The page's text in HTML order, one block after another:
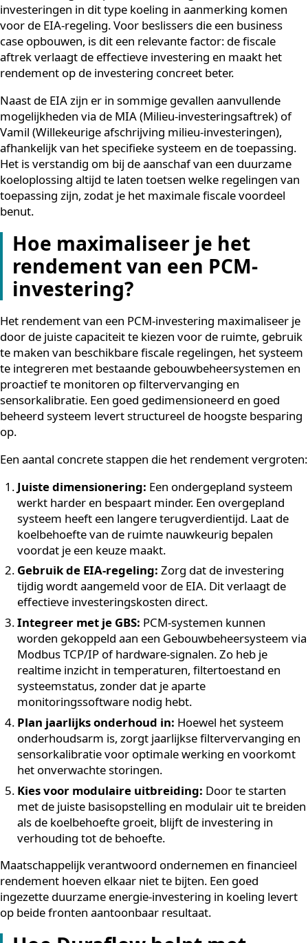
Welke fiscale voordelen zijn
er voor duurzame
koeloplossingen?
De belangrijkste fiscale regeling voor duurzame
koeloplossingen in Nederland is de EIA, de Energie-
investeringsaftrek. Via de EIA kunnen organisaties een
percentage van de investeringskosten aftrekken van
fiscale winst, bovenop de normale afschrijving. Dit
verlaagt de netto investering en verkort de
terugverdientijd aanzienlijk.
PCM-koeling is door de Nederlandse overheid erkend
officiële energiebesparende maatregel. Dat betekent
investeringen in dit type koeling in aanmerking
voor de EIA-regeling. Voor beslissers die een business
case opbouwen, is dit een relevante factor: de fiscale
aftrek verlaagt de effectieve investering en maakt het
rendement op de investering concreet beter.
Naast de EIA zijn er in sommige gevallen aanvullende
mogelijkheden via de MIA (Milieu-investeringsaftrek)
Vamil (Willekeurige afschrijving milieu-investeringen),
afhankelijk van het specifieke systeem en de
Het is verstandig om bij de aanschaf van een
toepassing zijn, zodat je het maximale fiscale voordeel
benut.
Hoe maximaliseer je het
rendement van een PCM-
investering?
Het rendement van een PCM-investering
door de juiste capaciteit te kiezen voor de ruimte,
te maken van beschikbare fiscale regelingen, het
te integreren met bestaande
proactief te monitoren op filtervervanging en
sensorkalibratie. Een goed gedimensioneerd en goed
beheerd systeem levert structureel de hoogste
op.
Een aantal concrete stappen die het rendement
Juiste dimensionering:Een ondergepland
werkt harder en bespaart minder. Een overgepland
systeem heeft een langere terugverdientijd. Laat
koelbehoefte van de ruimte nauwkeurig bepalen
voordat je een keuze maakt.
Gebruik de EIA-regeling:Zorg dat de investering
tijdig wordt aangemeld voor de EIA. Dit verlaagt de
effectieve investeringskosten direct.